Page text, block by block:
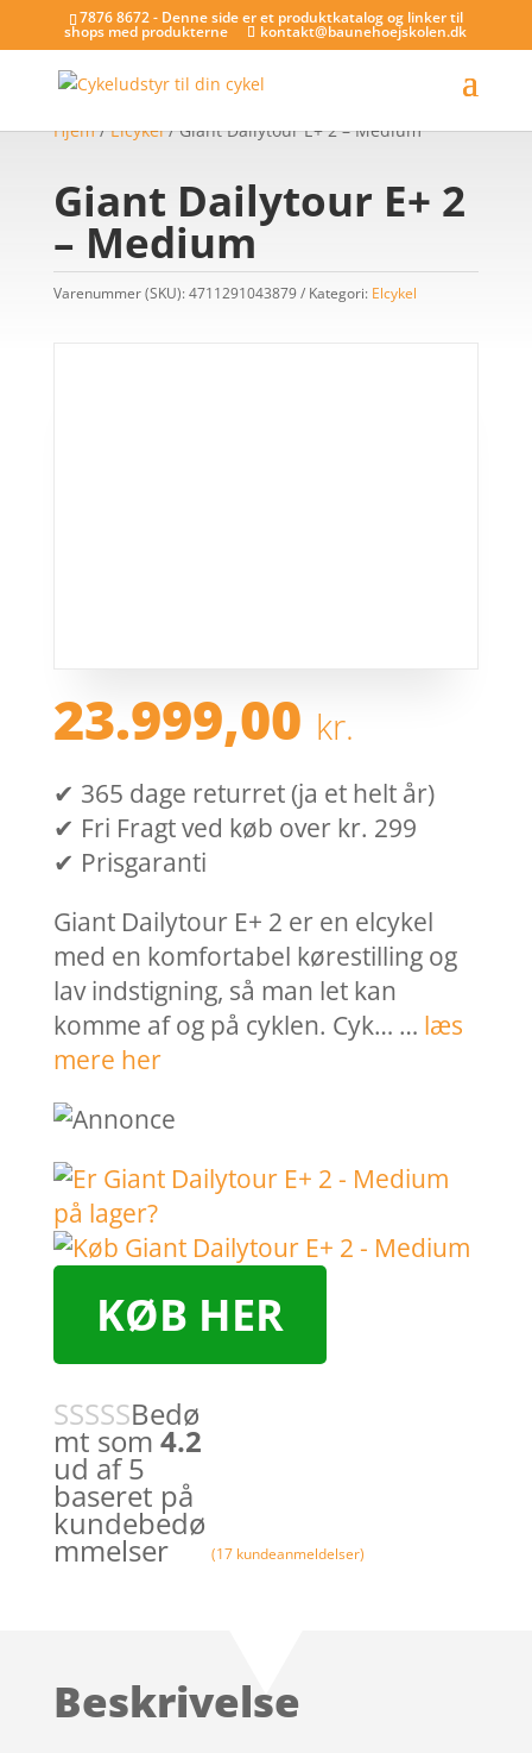
7876 8672 - Denne side er et produktkatalog og linker til
shops med produkterne kontakt@baunehoejskolen.dk
Hjem/Elcykel/ Giant Dailytour E+ 2 – Medium
Giant Dailytour E+ 2
– Medium
Varenummer (SKU): 4711291043879 Kategori: Elcykel
23.999,00 kr.
✔ 365 dage returret (ja et helt år)
✔ Fri Fragt ved køb over kr. 299
✔ Prisgaranti
Giant Dailytour E+ 2 er en elcykel
med en komfortabel kørestilling og
lav indstigning, så man let kan
komme af og på cyklen. Cyk… … læs
mere her
KØB HER
Bedø
mt som 4.2
ud af 5
baseret på
kundebedø
mmelser (17 kundeanmeldelser)
Beskrivelse